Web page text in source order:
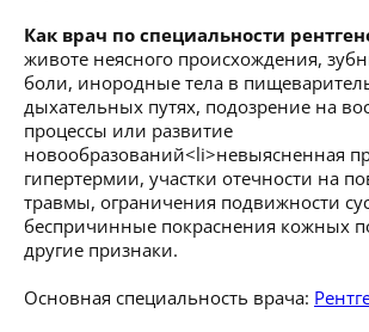
Как врач по специальности
животе неясного происхождения,
боли, инородные тела в
дыхательных путях, подозрение на
процессы или развитие
новообразований<li>невыясненная
гипертермии, участки отечности на
травмы, ограничения подвижности
беспричинные покраснения кожных
другие признаки.
Основная специальность врача: